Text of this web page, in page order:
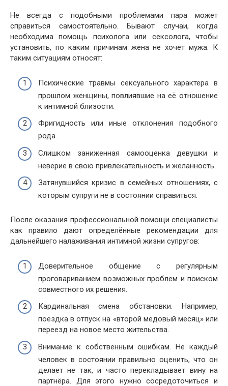
Не всегда с подобными проблемами пара может
справиться самостоятельно. Бывают случаи, когда
необходима помощь психолога или сексолога, чтобы
установить, по каким причинам жена не хочет мужа. К
таким ситуациям относят:
Психические травмы сексуального характера в
прошлом женщины, повлиявшие на её отношение
к интимной близости.
Фригидность или иные отклонения подобного
рода.
Слишком заниженная самооценка девушки и
неверие в свою привлекательность и желанность.
Затянувшийся кризис в семейных отношениях, с
которым супруги не в состоянии справиться.
После оказания профессиональной помощи специалисты
как правило дают определённые рекомендации для
дальнейшего налаживания интимной жизни супругов:
Доверительное общение с регулярным
проговариванием возможных проблем и поиском
совместного их решения.
Кардинальная смена обстановки. Например,
поездка в отпуск на «второй медовый месяц» или
переезд на новое место жительства.
Внимание к собственным ошибкам. Не каждый
человек в состоянии правильно оценить, что он
делает не так, и часто перекладывает вину на
партнёра. Для этого нужно сосредоточиться и